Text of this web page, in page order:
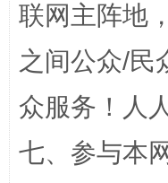
千年窑火
联网主阵地
之间公众/民
众服务！人
七、参与本